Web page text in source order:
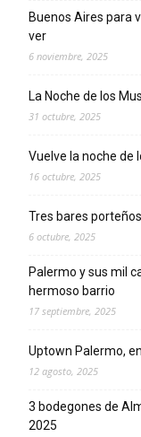
Buenos Aires para
ver
6 noviembre, 2025
La Noche de los
31 octubre, 2025
Vuelve la noche de
16 octubre, 2025
Tres bares
6 octubre, 2025
Palermo y sus mil
hermoso barrio
17 septiembre, 2025
Uptown Palermo,
12 agosto, 2025
3 bodegones de
2025